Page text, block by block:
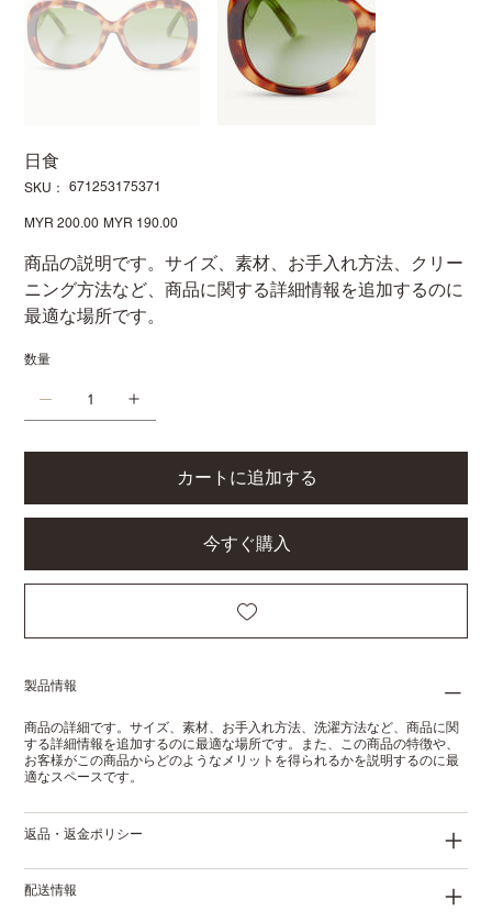
日食
SKU：
SKU：
671253175371
元
価
格
MYR 200.00 セ
価
格
MYR 190.00
商品の説明です。サイズ、素材、お手入れ方法、クリー
ニング方法など、商品に関する詳細情報を追加するのに
最適な場所です。
数量
カートに追加する
今すぐ購入
製品情報
商品の詳細です。サイズ、素材、お手入れ方法、洗濯方法など、商品に関
する詳細情報を追加するのに最適な場所です。また、この商品の特徴や、
お客様がこの商品からどのようなメリットを得られるかを説明するのに最
適なスペースです。
返品・返金ポリシー
配送情報